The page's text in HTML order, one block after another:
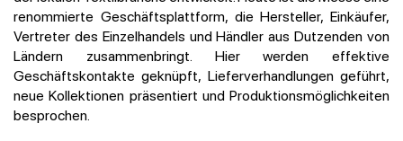
renommierte Geschäftsplattform, die Hersteller, Einkäufer,
Vertreter des Einzelhandels und Händler aus Dutzenden von
Ländern zusammenbringt. Hier werden effektive
Geschäftskontakte geknüpft, Lieferverhandlungen geführt,
neue Kollektionen präsentiert und Produktionsmöglichkeiten
besprochen.